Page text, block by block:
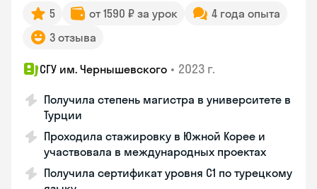
5 от 1590 ₽ за урок
4 года опыта
3 отзыва
СГУ им. Чернышевского • 2023 г.
Получила степень магистра в университете в
Турции
Проходила стажировку в Южной Корее и
участвовала в международных проектах
Получила сертификат уровня C1 по турецкому